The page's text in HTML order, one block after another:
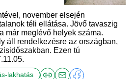
november elsején
téli ellátása. Jövő tavaszig
már meglévő helyek száma.
áll rendelkezésre az országban,
Ezen tú
lakhatás